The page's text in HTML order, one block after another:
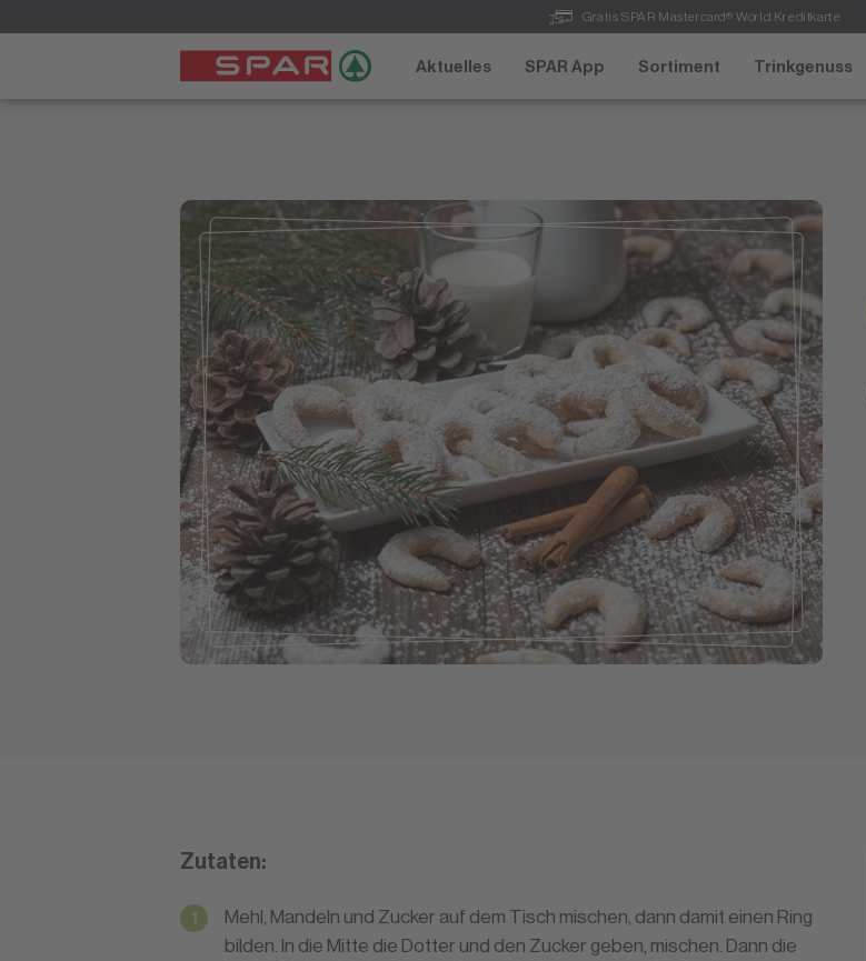
Gratis SPAR Mastercard® World Kreditkarte
Aktuelles SPAR App Sortiment Trinkgenuss
Zutaten:
Mehl, Mandeln und Zucker auf dem Tisch mischen, dann damit einen Ring
bilden. In die Mitte die Dotter und den Zucker geben, mischen. Dann die